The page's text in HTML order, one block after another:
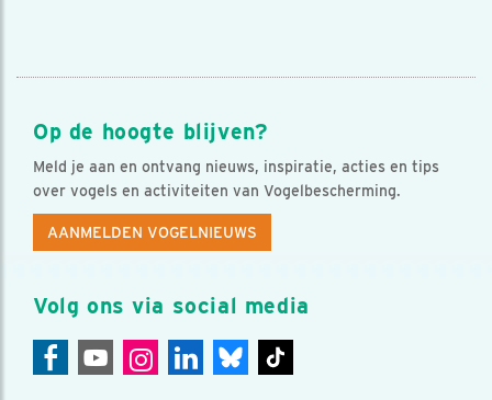
Op de hoogte blijven?
Meld je aan en ontvang nieuws, inspiratie, acties en tips
over vogels en activiteiten van Vogelbescherming.
AANMELDEN VOGELNIEUWS
Volg ons via social media